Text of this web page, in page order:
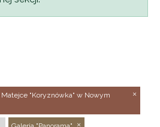
"Koryznówka" w Nowym